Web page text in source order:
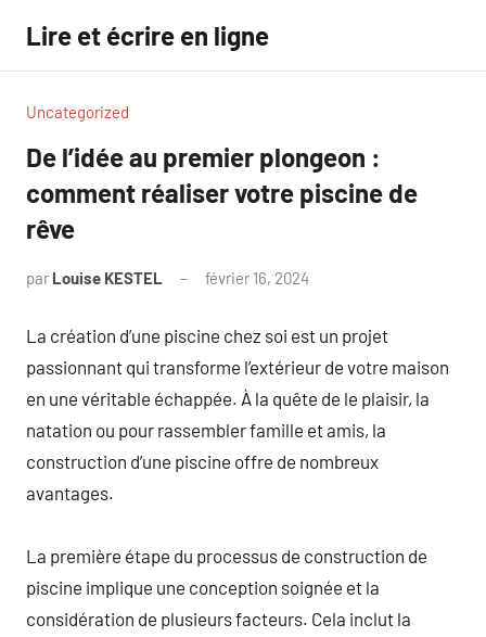
contenu
Lire et écrire en ligne
Uncategorized
De l’idée au premier plongeon :
comment réaliser votre piscine de
rêve
par Louise KESTEL février 16, 2024
La création d’une piscine chez soi est un projet
passionnant qui transforme l’extérieur de votre maison
en une véritable échappée. À la quête de le plaisir, la
natation ou pour rassembler famille et amis, la
construction d’une piscine offre de nombreux
avantages.
La première étape du processus de construction de
piscine implique une conception soignée et la
considération de plusieurs facteurs. Cela inclut la